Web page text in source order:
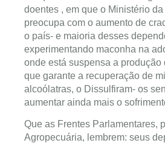
doentes , em que o Ministério
preocupa com o aumento de
o país- e maioria desses
experimentando maconha na
onde está suspensa a produção
que garante a recuperação de
alcoólatras, o Dissulfiram- os
aumentar ainda mais o
Que as Frentes Parlamentares,
Agropecuária, lembrem: seus